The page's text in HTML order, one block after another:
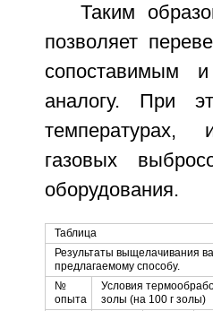
Таким
позволяет
сопоставимым
аналогу. При
температурах,
газовых
оборудования.
Таблица
Результаты выщелачивания
предлагаемому способу.
№
опыта
Условия
золы (на 100 г золы)